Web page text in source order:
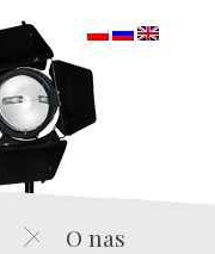
O nas